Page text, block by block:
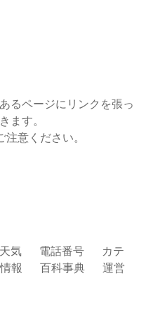
るページにリンクを張っ
ます。
意ください。
天気 電話番号
カテ
報 百科事典
運営